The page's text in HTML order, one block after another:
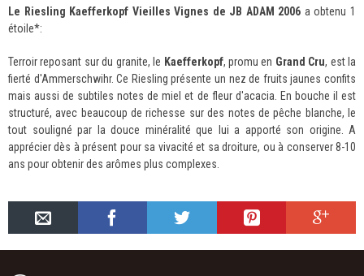
Le Riesling Kaefferkopf Vieilles Vignes de JB ADAM 2006 a obtenu 1
étoile*:
Terroir reposant sur du granite, le Kaefferkopf, promu en Grand Cru, est la
fierté d'Ammerschwihr. Ce Riesling présente un nez de fruits jaunes confits
mais aussi de subtiles notes de miel et de fleur d'acacia. En bouche il est
structuré, avec beaucoup de richesse sur des notes de pêche blanche, le
tout souligné par la douce minéralité que lui a apporté son origine. A
apprécier dès à présent pour sa vivacité et sa droiture, ou à conserver 8-10
ans pour obtenir des arômes plus complexes.